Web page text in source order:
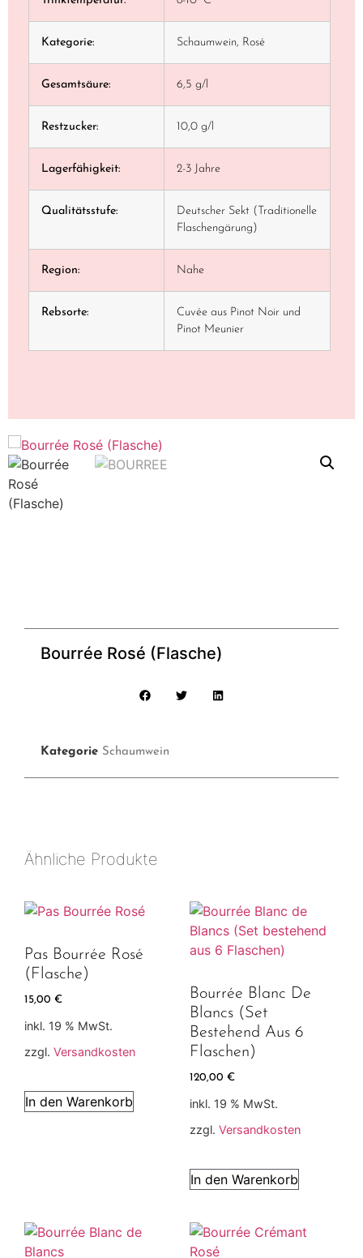
Kategorie: Schaumwein, Rosé
Gesamtsäure: 6,5 g/l
Restzucker: 10,0 g/l
Lagerfähigkeit: 2-3 Jahre
Qualitätsstufe:
Deutscher Sekt (Traditionelle
Flaschengärung)
Region: Nahe
Rebsorte:
Cuvée aus Pinot Noir und
Pinot Meunier
Bourrée Rosé (Flasche)
Kategorie Schaumwein
Ähnliche Produkte
Pas Bourrée Rosé
(Flasche)
15,00 €
inkl. 19 % MwSt.
zzgl. Versandkosten
In den Warenkorb
Bourrée Blanc De
Blancs (Set
Bestehend Aus 6
Flaschen)
120,00 €
inkl. 19 % MwSt.
zzgl. Versandkosten
In den Warenkorb